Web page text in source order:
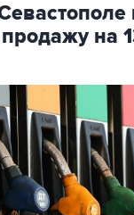
продажу на